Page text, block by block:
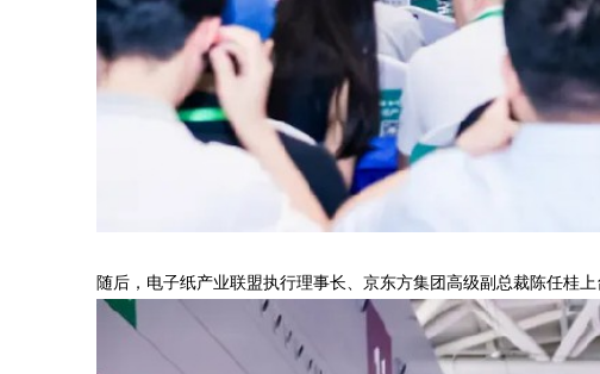
随后，电子纸产业联盟执行理事长、京东方集团高级副总裁陈任桂